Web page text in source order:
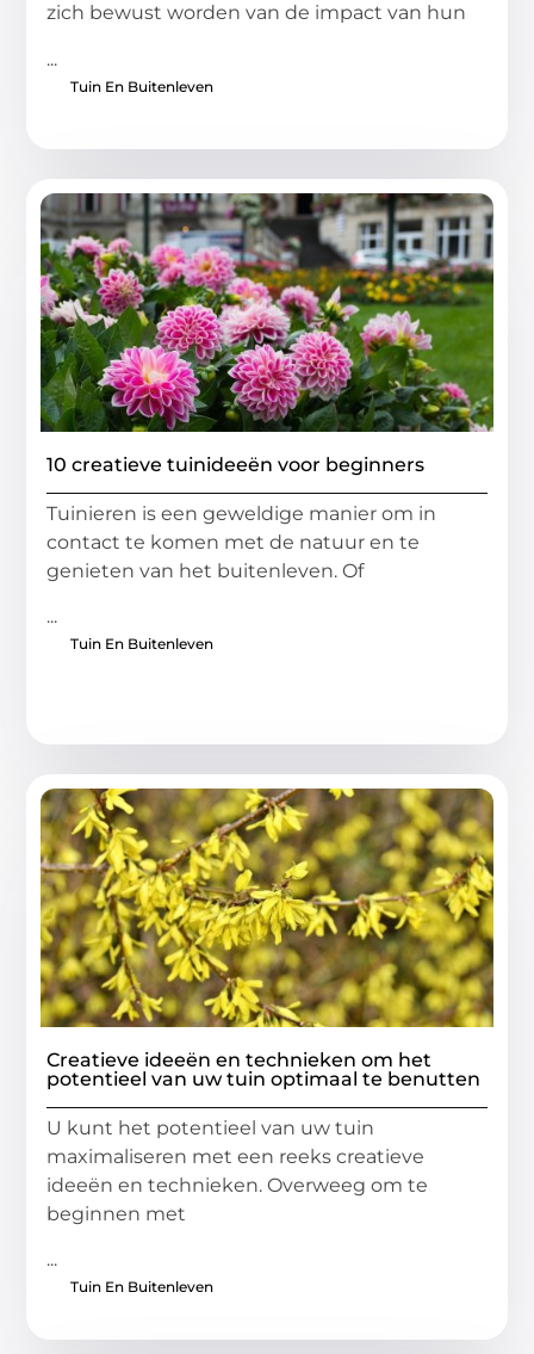
zich bewust worden van de impact van hun
...
Tuin En Buitenleven
10 creatieve tuinideeën voor beginners
Tuinieren is een geweldige manier om in
contact te komen met de natuur en te
genieten van het buitenleven. Of
...
Tuin En Buitenleven
Creatieve ideeën en technieken om het
potentieel van uw tuin optimaal te benutten
U kunt het potentieel van uw tuin
maximaliseren met een reeks creatieve
ideeën en technieken. Overweeg om te
beginnen met
...
Tuin En Buitenleven